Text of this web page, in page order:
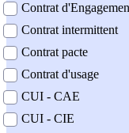
Contrat
Contrat intermittent
Contrat pacte
Contrat d'usage
CUI - CAE
CUI - CIE